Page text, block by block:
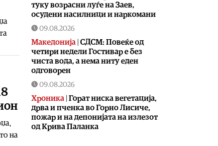
на
туку возрасни луѓе на Заев,
осудени насилници и наркомани
09.08.2026
Македонија | СДСМ: Повеќе од
четири недели Гостивар е без
чиста вода, а нема ниту еден
одговорен
09.08.2026
Хроника | Горат ниска вегетација,
дрва и пченка во Горно Лисиче,
пожар и на депонијата на излезот
од Крива Паланка